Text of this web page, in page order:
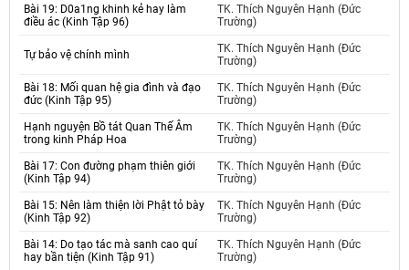
Bài 19: D0a1ng khinh kẻ hay làm
điều ác (Kinh Tập 96)
TK. Thích Nguyên Hạnh (Đức
Trường)
Tự bảo vệ chính mình
TK. Thích Nguyên Hạnh (Đức
Trường)
Bài 18: Mối quan hệ gia đình và đạo
đức (Kinh Tập 95)
TK. Thích Nguyên Hạnh (Đức
Trường)
Hạnh nguyện Bồ tát Quan Thế Âm
trong kinh Pháp Hoa
TK. Thích Nguyên Hạnh (Đức
Trường)
Bài 17: Con đường phạm thiên giới
(Kinh Tập 94)
TK. Thích Nguyên Hạnh (Đức
Trường)
Bài 15: Nên làm thiện lời Phật tỏ bày
(Kinh Tập 92)
TK. Thích Nguyên Hạnh (Đức
Trường)
Bài 14: Do tạo tác mà sanh cao quí
hay bần tiện (Kinh Tập 91)
TK. Thích Nguyên Hạnh (Đức
Trường)